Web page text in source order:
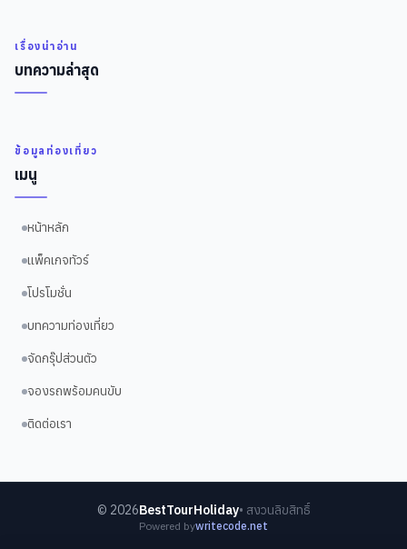
เรื่องน่าอ่าน
บทความล่าสุด
ข้อมูลท่องเที่ยว
เมนู
หน้าหลัก
แพ็คเกจทัวร์
โปรโมชั่น
บทความท่องเที่ยว
จัดกรุ๊ปส่วนตัว
จองรถพร้อมคนขับ
ติดต่อเรา
© 2026BestTourHoliday• สงวนลิขสิทธิ์
Powered bywritecode.net